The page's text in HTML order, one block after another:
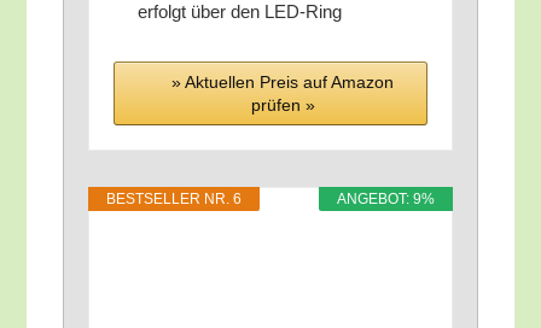
erfolgt über den LED-Ring
» Aktu­el­len Preis auf Ama­zon
prü­fen »
ANGE­BOT: 9%
BEST­SEL­LER NR. 6